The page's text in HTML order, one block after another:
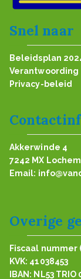
Snel naar
Beleidsplan
Verantwoording
Privacy-beleid
Akkerwinde 4
7242 MX Lochem
Email:
Overige
Fiscaal nummer
KVK: 41038453
IBAN: NL53